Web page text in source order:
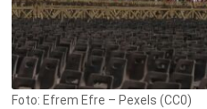
Foto: Efrem Efre – Pexels (CC0)